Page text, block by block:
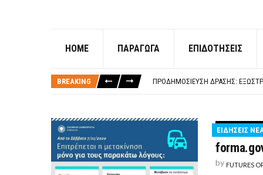
HOME ΠΑΡΆΓΩΓΑ ΕΠΙΔΟΤΉΣΕΙΣ
BREAKING
ΠΡΟΔΗΜΟΣΊΕΥΣΗ ΔΡΆΣΗΣ:
ΤΙ ΕΊΝΑΙ ΧΡΉΜΑ ΚΕΦΑΛΑΙΟ 8Ο
ΤΑΜΕΊΟ ΜΙΚΡΟΠΙΣΤΏΣΕΩΝ ΣΥΧΝΈΣ
ΕΙΔΗΣΕΙΣ
by FUTURES